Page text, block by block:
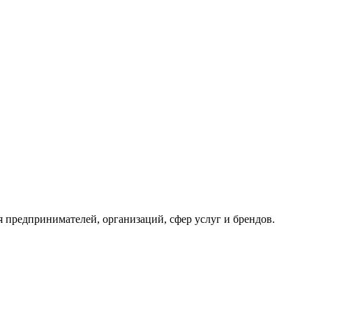
организаций, сфер услуг и брендов.